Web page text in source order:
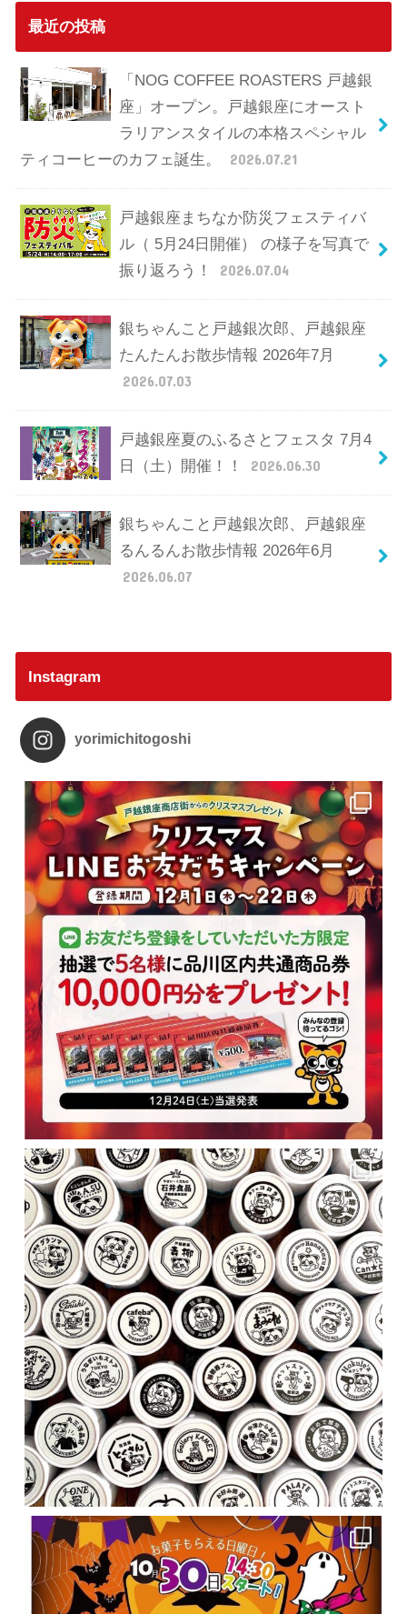
最近の投稿
「NOG COFFEE ROASTERS 戸越銀
座」オープン。戸越銀座にオースト
ラリアンスタイルの本格スペシャル
ティコーヒーのカフェ誕生。
2026.07.21
戸越銀座まちなか防災フェスティバ
ル（ 5月24日開催） の様子を写真で
振り返ろう！
2026.07.04
銀ちゃんこと戸越銀次郎、戸越銀座
たんたんお散歩情報 2026年7月
2026.07.03
戸越銀座夏のふるさとフェスタ 7月4
日（土）開催！！
2026.06.30
銀ちゃんこと戸越銀次郎、戸越銀座
るんるんお散歩情報 2026年6月
2026.06.07
Instagram
yorimichitogoshi